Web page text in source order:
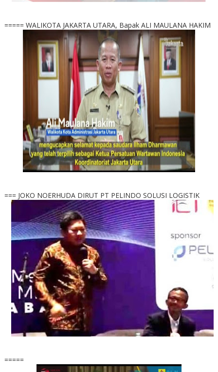
===== WALIKOTA JAKARTA UTARA, Bapak ALI MAULANA HAKIM
=== JOKO NOERHUDA DIRUT PT PELINDO SOLUSI LOGISTIK
=====